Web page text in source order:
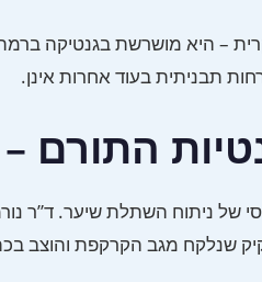
– היא מושרשת בגנטיקה
תבניתית בעוד אחרות אינן.
של ניתוח השתלת שיער. ד”ר
שנלקח מגב הקרקפת והוצב